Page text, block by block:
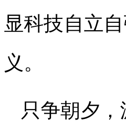
显科技自立
义。
只争朝夕